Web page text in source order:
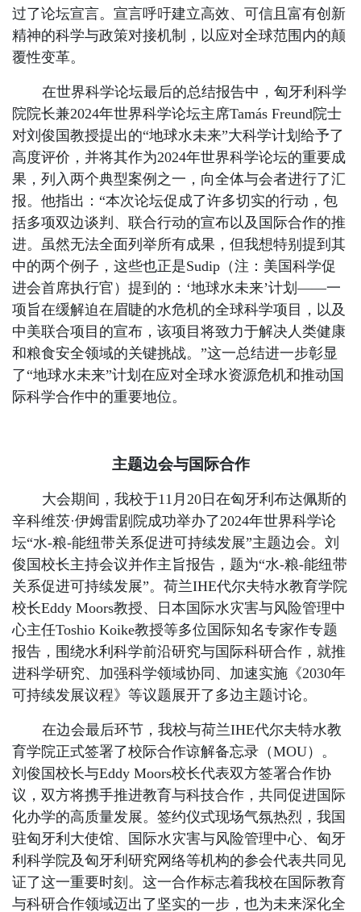
过了论坛宣言。宣言呼吁建立高效、可信且富有创新
精神的科学与政策对接机制，以应对全球范围内的颠
覆性变革。
在世界科学论坛最后的总结报告中，匈牙利科学
院院长兼2024年世界科学论坛主席Tamás Freund院士
对刘俊国教授提出的“地球水未来”大科学计划给予了
高度评价，并将其作为2024年世界科学论坛的重要成
果，列入两个典型案例之一，向全体与会者进行了汇
报。他指出：“本次论坛促成了许多切实的行动，包
括多项双边谈判、联合行动的宣布以及国际合作的推
进。虽然无法全面列举所有成果，但我想特别提到其
中的两个例子，这些也正是Sudip（注：美国科学促
进会首席执行官）提到的：‘地球水未来’计划——一
项旨在缓解迫在眉睫的水危机的全球科学项目，以及
中美联合项目的宣布，该项目将致力于解决人类健康
和粮食安全领域的关键挑战。”这一总结进一步彰显
了“地球水未来”计划在应对全球水资源危机和推动国
际科学合作中的重要地位。
主题边会与国际合作
大会期间，我校于11月20日在匈牙利布达佩斯的
辛科维茨·伊姆雷剧院成功举办了2024年世界科学论
坛“水-粮-能纽带关系促进可持续发展”主题边会。刘
俊国校长主持会议并作主旨报告，题为“水-粮-能纽带
关系促进可持续发展”。荷兰IHE代尔夫特水教育学院
校长Eddy Moors教授、日本国际水灾害与风险管理中
心主任Toshio Koike教授等多位国际知名专家作专题
报告，围绕水利科学前沿研究与国际科研合作，就推
进科学研究、加强科学领域协同、加速实施《2030年
可持续发展议程》等议题展开了多边主题讨论。
在边会最后环节，我校与荷兰IHE代尔夫特水教
育学院正式签署了校际合作谅解备忘录（MOU）。
刘俊国校长与Eddy Moors校长代表双方签署合作协
议，双方将携手推进教育与科技合作，共同促进国际
化办学的高质量发展。签约仪式现场气氛热烈，我国
驻匈牙利大使馆、国际水灾害与风险管理中心、匈牙
利科学院及匈牙利研究网络等机构的参会代表共同见
证了这一重要时刻。这一合作标志着我校在国际教育
与科研合作领域迈出了坚实的一步，也为未来深化全